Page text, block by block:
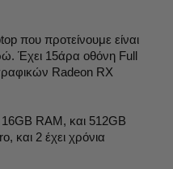
που προτείνουμε είναι
Έχει 15άρα οθόνη Full
Radeon RX
RAM, και 512GB
και 2 έχει χρόνια